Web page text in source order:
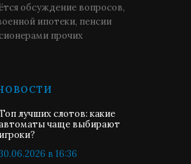
обсуждение вопросов,
ипотеки, пенсии
прочих
лучших слотов: какие
чаще выбирают
игроки?
30.06.2026 в 16:36